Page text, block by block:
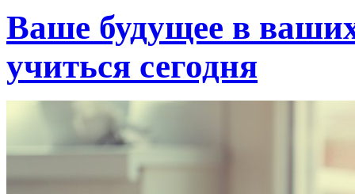
Ваше будущее в
учиться сегодня